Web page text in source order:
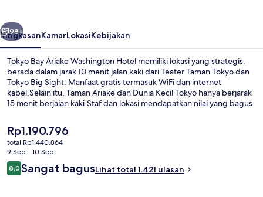
Berikutnya
98+
RingkasanKamarLokasiKebijakan
Tokyo Bay Ariake Washington Hotel memiliki lokasi yang strategis,
berada dalam jarak 10 menit jalan kaki dari Teater Taman Tokyo dan
Tokyo Big Sight. Manfaat gratis termasuk WiFi dan internet
kabel.Selain itu, Taman Ariake dan Dunia Kecil Tokyo hanya berjarak
15 menit berjalan kaki.Staf dan lokasi mendapatkan nilai yang bagus
Ariake berjarak 4 menit dan Stasiun Tokyo Big Sight berjarak 4
menit.
Harga
saat
ini
Rp1.190.796
Rp1.190.796
total Rp1.440.864
9 Sep - 10 Sep
Ulasan
8,08,0 dari 10
Sangat bagusLihat total 1.421 ulasan